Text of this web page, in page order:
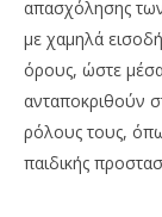
απασχόλησης
με χαμηλά
όρους, ώστε
ανταποκριθούν
ρόλους τους,
παιδικής